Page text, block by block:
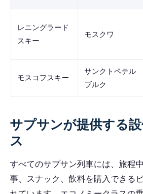
レニングラード
スキー
モスクワ
モスコフスキー
サンクトペテル
ブルク
サプサンが提供する
ス
すべてのサプサン列車には、旅程
事、スナック、飲料を購入できる